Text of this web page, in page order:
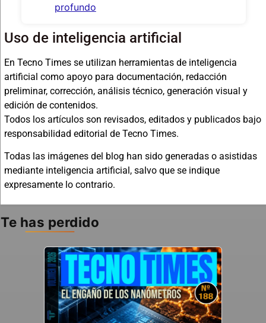
profundo
Uso de inteligencia artificial
En Tecno Times se utilizan herramientas de inteligencia
artificial como apoyo para documentación, redacción
preliminar, corrección, análisis técnico, generación visual y
edición de contenidos.
Todos los artículos son revisados, editados y publicados bajo
responsabilidad editorial de Tecno Times.
Todas las imágenes del blog han sido generadas o asistidas
mediante inteligencia artificial, salvo que se indique
expresamente lo contrario.
Te has perdido